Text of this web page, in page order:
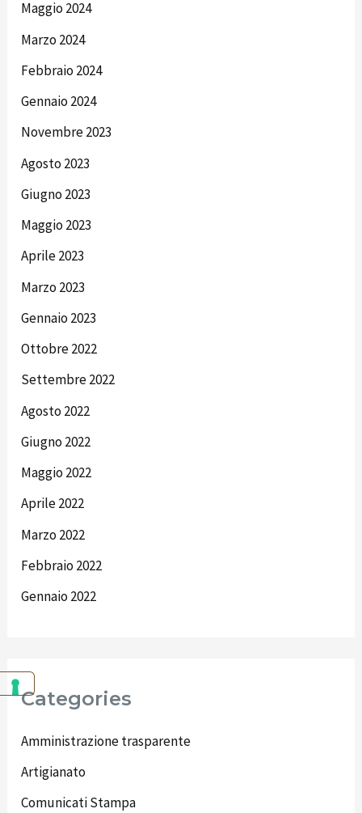
Maggio 2024
Marzo 2024
Febbraio 2024
Gennaio 2024
Novembre 2023
Agosto 2023
Giugno 2023
Maggio 2023
Aprile 2023
Marzo 2023
Gennaio 2023
Ottobre 2022
Settembre 2022
Agosto 2022
Giugno 2022
Maggio 2022
Aprile 2022
Marzo 2022
Febbraio 2022
Gennaio 2022
Categories
Amministrazione trasparente
Artigianato
Comunicati Stampa